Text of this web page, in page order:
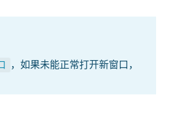
，如果未能正常打开新窗口，